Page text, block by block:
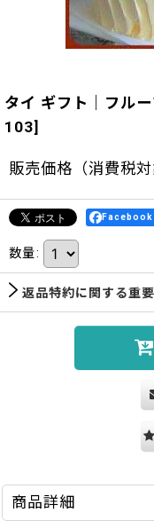
タイ ギフト｜フル
103]
販売価格（消費税対
Facebook
数量:
返品特約に関する重
商品詳細